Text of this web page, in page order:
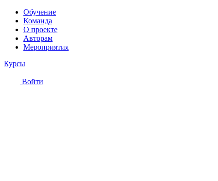
Обучение
Команда
О проекте
Авторам
Мероприятия
Курсы
Войти